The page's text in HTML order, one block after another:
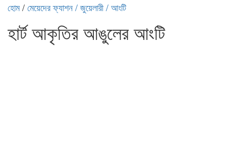
হোম/মেয়েদের ফ্যাশন/ জুয়েলারী/ আংটি
হার্ট আকৃতির আঙুলের আংটি